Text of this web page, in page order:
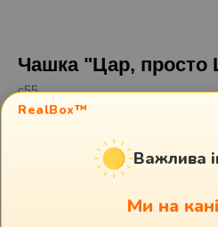
Чашка "Цар, просто
c55
RealBox™
Важлива
Ми на